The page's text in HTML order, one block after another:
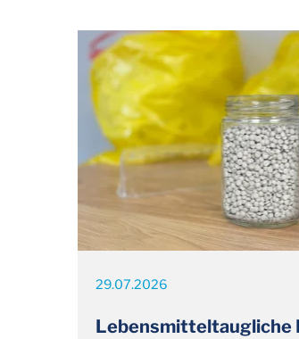
29.07.2026
Lebensmitteltaugliche